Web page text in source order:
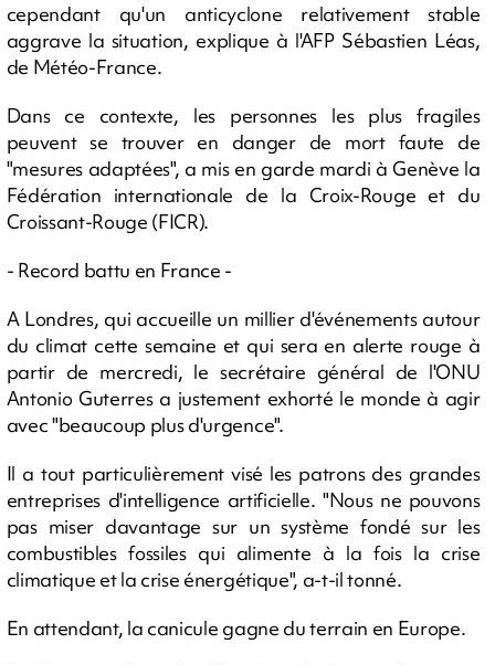
cependant qu'un anticyclone relativement stable
aggrave la situation, explique à l'AFP Sébastien Léas,
de Météo-France.
Dans ce contexte, les personnes les plus fragiles
peuvent se trouver en danger de mort faute de
"mesures adaptées", a mis en garde mardi à Genève la
Fédération internationale de la Croix-Rouge et du
Croissant-Rouge (FICR).
- Record battu en France -
A Londres, qui accueille un millier d'événements autour
du climat cette semaine et qui sera en alerte rouge à
partir de mercredi, le secrétaire général de l'ONU
Antonio Guterres a justement exhorté le monde à agir
avec "beaucoup plus d'urgence".
Il a tout particulièrement visé les patrons des grandes
entreprises d'intelligence artificielle. "Nous ne pouvons
pas miser davantage sur un système fondé sur les
combustibles fossiles qui alimente à la fois la crise
climatique et la crise énergétique", a-t-il tonné.
En attendant, la canicule gagne du terrain en Europe.